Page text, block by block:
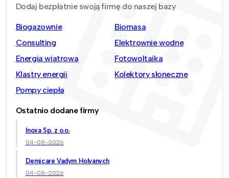
Dodaj bezpłatnie swoją firmę do naszej bazy
Biogazownie
Biomasa
Consulting
Elektrownie wodne
Energia wiatrowa
Fotowoltaika
Klastry energii
Kolektory słoneczne
Pompy ciepła
Ostatnio dodane firmy
Inoxa Sp. z o.o.
04-08-2026
Demicare Vadym Holyanych
04-08-2026